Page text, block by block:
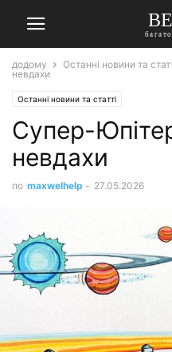
додому Останні новини та
невдахи
Останні новини та статті
Супер-
невдахи
по maxwelhelp - 27.05.2026